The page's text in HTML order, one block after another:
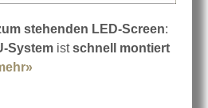
stehenden LED-Screen:
System istschnell montiert